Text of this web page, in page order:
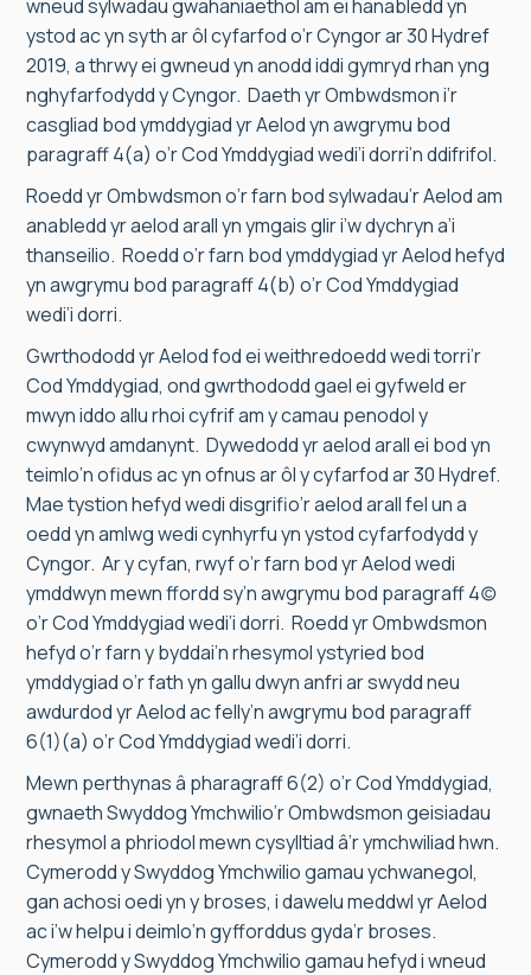
wneud sylwadau gwahaniaethol am ei hanabledd yn
ystod ac yn syth ar ôl cyfarfod o’r Cyngor ar 30 Hydref
2019, a thrwy ei gwneud yn anodd iddi gymryd rhan yng
nghyfarfodydd y Cyngor. Daeth yr Ombwdsmon i’r
casgliad bod ymddygiad yr Aelod yn awgrymu bod
paragraff 4(a) o’r Cod Ymddygiad wedi’i dorri’n ddifrifol.
Roedd yr Ombwdsmon o’r farn bod sylwadau’r Aelod am
anabledd yr aelod arall yn ymgais glir i’w dychryn a’i
thanseilio. Roedd o’r farn bod ymddygiad yr Aelod hefyd
yn awgrymu bod paragraff 4(b) o’r Cod Ymddygiad
wedi’i dorri.
Gwrthododd yr Aelod fod ei weithredoedd wedi torri’r
Cod Ymddygiad, ond gwrthododd gael ei gyfweld er
mwyn iddo allu rhoi cyfrif am y camau penodol y
cwynwyd amdanynt. Dywedodd yr aelod arall ei bod yn
teimlo’n ofidus ac yn ofnus ar ôl y cyfarfod ar 30 Hydref.
Mae tystion hefyd wedi disgrifio’r aelod arall fel un a
oedd yn amlwg wedi cynhyrfu yn ystod cyfarfodydd y
Cyngor. Ar y cyfan, rwyf o’r farn bod yr Aelod wedi
ymddwyn mewn ffordd sy’n awgrymu bod paragraff 4(c)
o’r Cod Ymddygiad wedi’i dorri. Roedd yr Ombwdsmon
hefyd o’r farn y byddai’n rhesymol ystyried bod
ymddygiad o’r fath yn gallu dwyn anfri ar swydd neu
awdurdod yr Aelod ac felly’n awgrymu bod paragraff
6(1)(a) o’r Cod Ymddygiad wedi’i dorri.
Mewn perthynas â pharagraff 6(2) o’r Cod Ymddygiad,
gwnaeth Swyddog Ymchwilio’r Ombwdsmon geisiadau
rhesymol a phriodol mewn cysylltiad â’r ymchwiliad hwn.
Cymerodd y Swyddog Ymchwilio gamau ychwanegol,
gan achosi oedi yn y broses, i dawelu meddwl yr Aelod
ac i’w helpu i deimlo’n gyfforddus gyda’r broses.
Cymerodd y Swyddog Ymchwilio gamau hefyd i wneud